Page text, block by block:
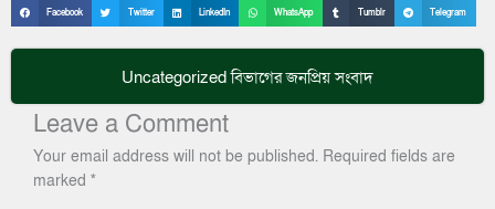
Facebook Twitter LinkedIn WhatsApp Tumblr Telegram
Uncategorizedবিভাগের জনপ্রিয় সংবাদ
Leave a Comment
Your email address will not be published. Required fields are
marked *